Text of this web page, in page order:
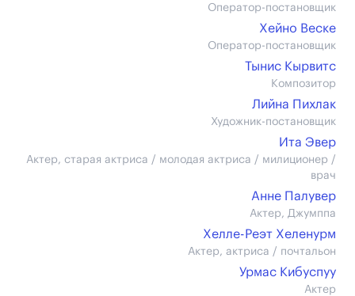
Оператор-постановщик
Хейно Веске
Оператор-постановщик
Тынис Кырвитс
Композитор
Лийна Пихлак
Художник-постановщик
Ита Эвер
Актер, старая актриса / молодая актриса / милиционер /
врач
Анне Палувер
Актер, Джумппа
Хелле-Реэт Хеленурм
Актер, актриса / почтальон
Урмас Кибуспуу
Актер